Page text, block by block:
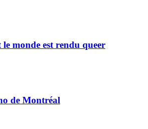
monde est rendu queer
de Montréal